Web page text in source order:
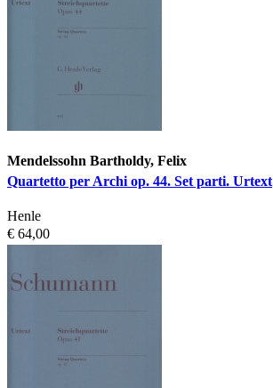
Mendelssohn Bartholdy, Felix
Quartetto per Archi op. 44. Set parti. Urtext
Henle
€ 64,00